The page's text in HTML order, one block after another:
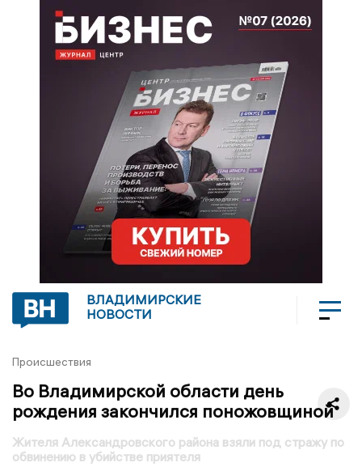
ВЛАДИМИРСКИЕ
НОВОСТИ
Происшествия
Во Владимирской области день
рождения закончился поножовщиной
Жителя Александровского района взяли под стражу по
обвинению в убийстве приятеля